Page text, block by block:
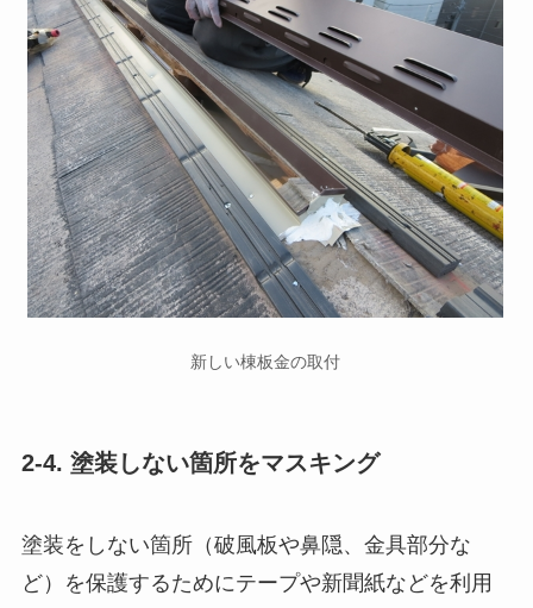
新しい棟板金の取付
2-4. 塗装しない箇所をマスキング
塗装をしない箇所（破風板や鼻隠、金具部分な
ど）を保護するためにテープや新聞紙などを利用